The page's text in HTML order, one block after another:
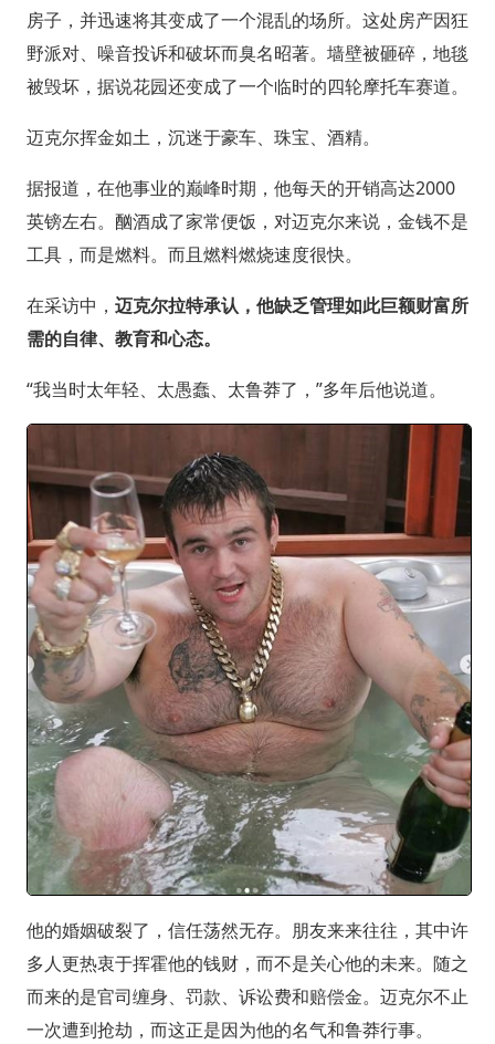
房子，并迅速将其变成了一个混乱的场所。这处房产因狂
野派对、噪音投诉和破坏而臭名昭著。墙壁被砸碎，地毯
被毁坏，据说花园还变成了一个临时的四轮摩托车赛道。
迈克尔挥金如土，沉迷于豪车、珠宝、酒精。
据报道，在他事业的巅峰时期，他每天的开销高达2000
英镑左右。酗酒成了家常便饭，对迈克尔来说，金钱不是
工具，而是燃料。而且燃料燃烧速度很快。
在采访中， 迈克尔拉特承认，他缺乏管理如此巨额财富所
需的自律、教育和心态。
“我当时太年轻、太愚蠢、太鲁莽了，”多年后他说道。
他的婚姻破裂了，信任荡然无存。朋友来来往往，其中许
多人更热衷于挥霍他的钱财，而不是关心他的未来。随之
而来的是官司缠身、罚款、诉讼费和赔偿金。迈克尔不止
一次遭到抢劫，而这正是因为他的名气和鲁莽行事。